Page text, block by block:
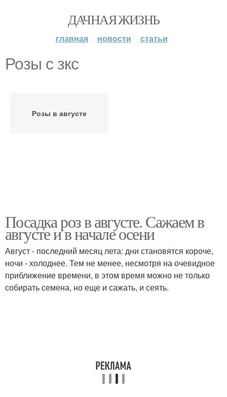
ДАЧНАЯ ЖИЗНЬ
главная новости статьи
Розы с зкс
Розы в августе
Посадка роз в августе. Сажаем в
августе и в начале осени
Август - последний месяц лета: дни становятся короче,
ночи - холоднее. Тем не менее, несмотря на очевидное
приближение времени, в этом время можно не только
собирать семена, но еще и сажать, и сеять.